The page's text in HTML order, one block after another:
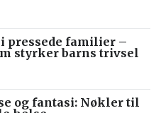
pressede familier –
styrker barns trivsel
og fantasi: Nøkler til